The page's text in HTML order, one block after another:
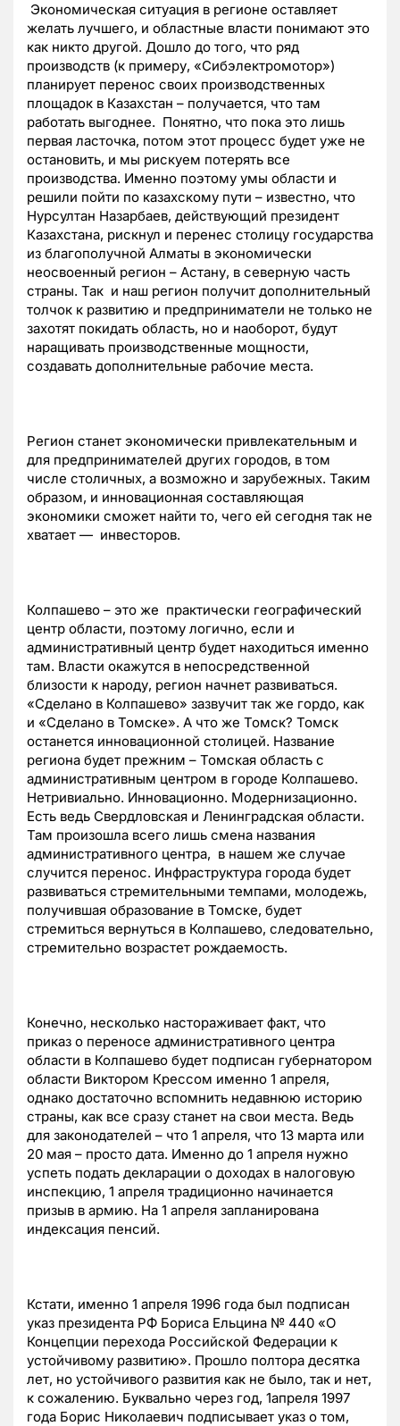
Экономическая ситуация в регионе оставляет
желать лучшего, и областные власти понимают это
как никто другой. Дошло до того, что ряд
производств (к примеру, «Сибэлектромотор»)
планирует перенос своих производственных
площадок в Казахстан – получается, что там
работать выгоднее. Понятно, что пока это лишь
первая ласточка, потом этот процесс будет уже не
остановить, и мы рискуем потерять все
производства. Именно поэтому умы области и
решили пойти по казахскому пути – известно, что
Нурсултан Назарбаев, действующий президент
Казахстана, рискнул и перенес столицу государства
из благополучной Алматы в экономически
неосвоенный регион – Астану, в северную часть
страны. Так и наш регион получит дополнительный
толчок к развитию и предприниматели не только не
захотят покидать область, но и наоборот, будут
наращивать производственные мощности,
создавать дополнительные рабочие места.
Регион станет экономически привлекательным и
для предпринимателей других городов, в том
числе столичных, а возможно и зарубежных. Таким
образом, и инновационная составляющая
экономики сможет найти то, чего ей сегодня так не
хватает — инвесторов.
Колпашево – это же практически географический
центр области, поэтому логично, если и
административный центр будет находиться именно
там. Власти окажутся в непосредственной
близости к народу, регион начнет развиваться.
«Сделано в Колпашево» зазвучит так же гордо, как
и «Сделано в Томске». А что же Томск? Томск
останется инновационной столицей. Название
региона будет прежним – Томская область с
административным центром в городе Колпашево.
Нетривиально. Инновационно. Модернизационно.
Есть ведь Свердловская и Ленинградская области.
Там произошла всего лишь смена названия
административного центра, в нашем же случае
случится перенос. Инфраструктура города будет
развиваться стремительными темпами, молодежь,
получившая образование в Томске, будет
стремиться вернуться в Колпашево, следовательно,
стремительно возрастет рождаемость.
Конечно, несколько настораживает факт, что
приказ о переносе административного центра
области в Колпашево будет подписан губернатором
области Виктором Крессом именно 1 апреля,
однако достаточно вспомнить недавнюю историю
страны, как все сразу станет на свои места. Ведь
для законодателей – что 1 апреля, что 13 марта или
20 мая – просто дата. Именно до 1 апреля нужно
успеть подать декларации о доходах в налоговую
инспекцию, 1 апреля традиционно начинается
призыв в армию. На 1 апреля запланирована
индексация пенсий.
Кстати, именно 1 апреля 1996 года был подписан
указ президента РФ Бориса Ельцина № 440 «О
Концепции перехода Российской Федерации к
устойчивому развитию». Прошло полтора десятка
лет, но устойчивого развития как не было, так и нет,
к сожалению. Буквально через год, 1апреля 1997
года Борис Николаевич подписывает указ о том,